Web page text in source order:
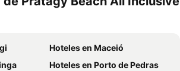
mascotas
Hoteles en Maceió
Hoteles en Porto de Pedras